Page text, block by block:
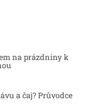
na prázdniny k
a čaj? Průvodce